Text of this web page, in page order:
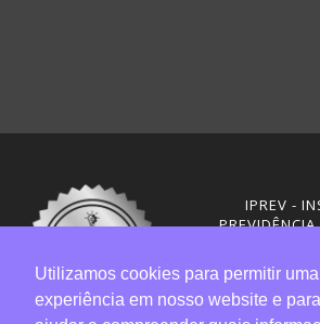
IPREV -
Rua
291 – Centro -
Utilizamos cookies para permitir
experiência em nosso website e